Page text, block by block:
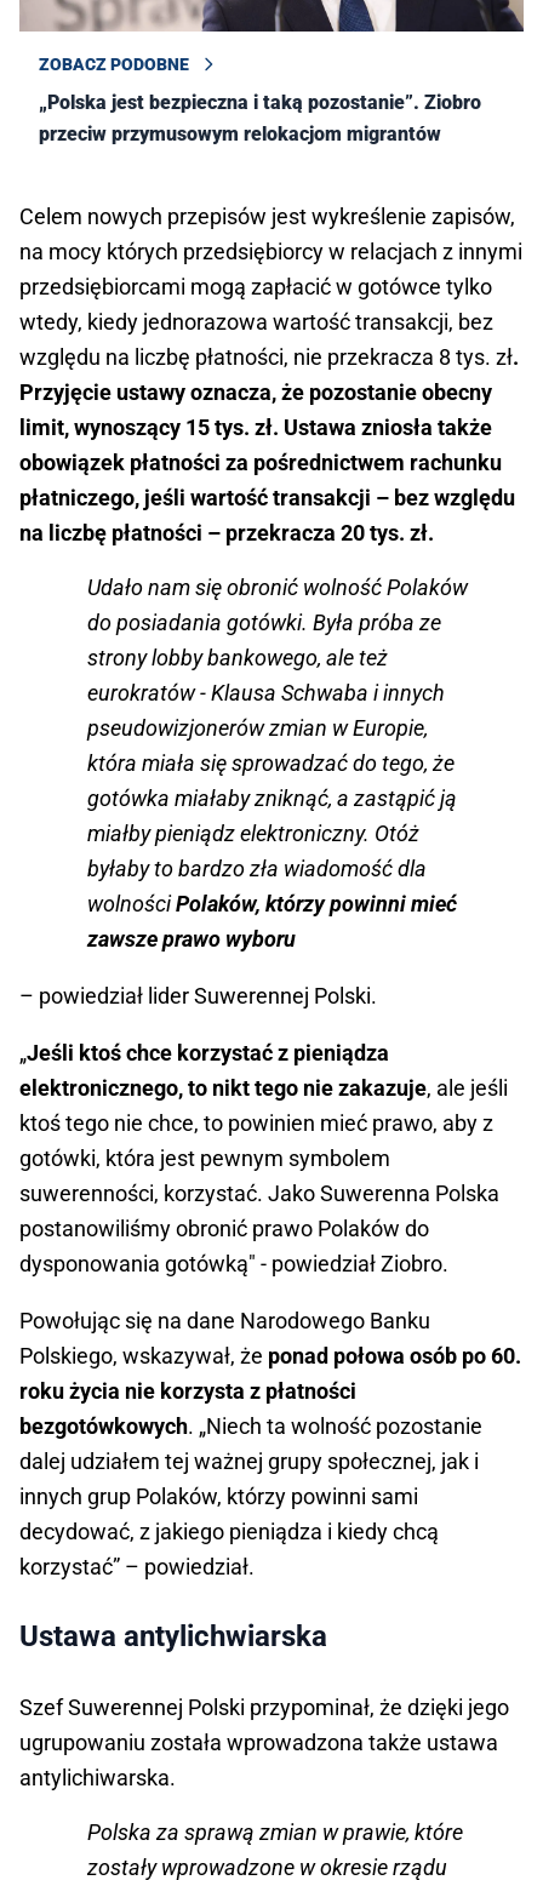
ZOBACZ PODOBNE
„Polska jest bezpieczna i taką pozostanie”. Ziobro
przeciw przymusowym relokacjom migrantów
Celem nowych przepisów jest wykreślenie zapisów,
na mocy których przedsiębiorcy w relacjach z innymi
przedsiębiorcami mogą zapłacić w gotówce tylko
wtedy, kiedy jednorazowa wartość transakcji, bez
względu na liczbę płatności, nie przekracza 8 tys. zł.
Przyjęcie ustawy oznacza, że pozostanie obecny
limit, wynoszący 15 tys. zł. Ustawa zniosła także
obowiązek płatności za pośrednictwem rachunku
płatniczego, jeśli wartość transakcji – bez względu
na liczbę płatności – przekracza 20 tys. zł.
Udało nam się obronić wolność Polaków
do posiadania gotówki. Była próba ze
strony lobby bankowego, ale też
eurokratów - Klausa Schwaba i innych
pseudowizjonerów zmian w Europie,
która miała się sprowadzać do tego, że
gotówka miałaby zniknąć, a zastąpić ją
miałby pieniądz elektroniczny. Otóż
byłaby to bardzo zła wiadomość dla
wolnościPolaków, którzy powinni mieć
zawsze prawo wyboru
– powiedział lider Suwerennej Polski.
„Jeśli ktoś chce korzystać z pieniądza
elektronicznego, to nikt tego nie zakazuje, ale jeśli
ktoś tego nie chce, to powinien mieć prawo, aby z
gotówki, która jest pewnym symbolem
suwerenności, korzystać. Jako Suwerenna Polska
postanowiliśmy obronić prawo Polaków do
dysponowania gotówką" - powiedział Ziobro.
Powołując się na dane Narodowego Banku
Polskiego, wskazywał, że ponad połowa osób po 60.
roku życia nie korzysta z płatności
bezgotówkowych. „Niech ta wolność pozostanie
dalej udziałem tej ważnej grupy społecznej, jak i
innych grup Polaków, którzy powinni sami
decydować, z jakiego pieniądza i kiedy chcą
korzystać” – powiedział.
Ustawa antylichwiarska
Szef Suwerennej Polski przypominał, że dzięki jego
ugrupowaniu została wprowadzona także ustawa
antylichiwarska.
Polska za sprawą zmian w prawie, które
zostały wprowadzone w okresie rządu